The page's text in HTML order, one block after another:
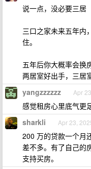
说一点，没必要三居
三口之家未来五年内
住。
五年后你大概率会换
两居室好出手，三居
yangzzzzzz Apr
感觉租房心里底气更
sharkli Apr 23,
200 万的贷款一个月
差不多。有了自己的
支持买房。